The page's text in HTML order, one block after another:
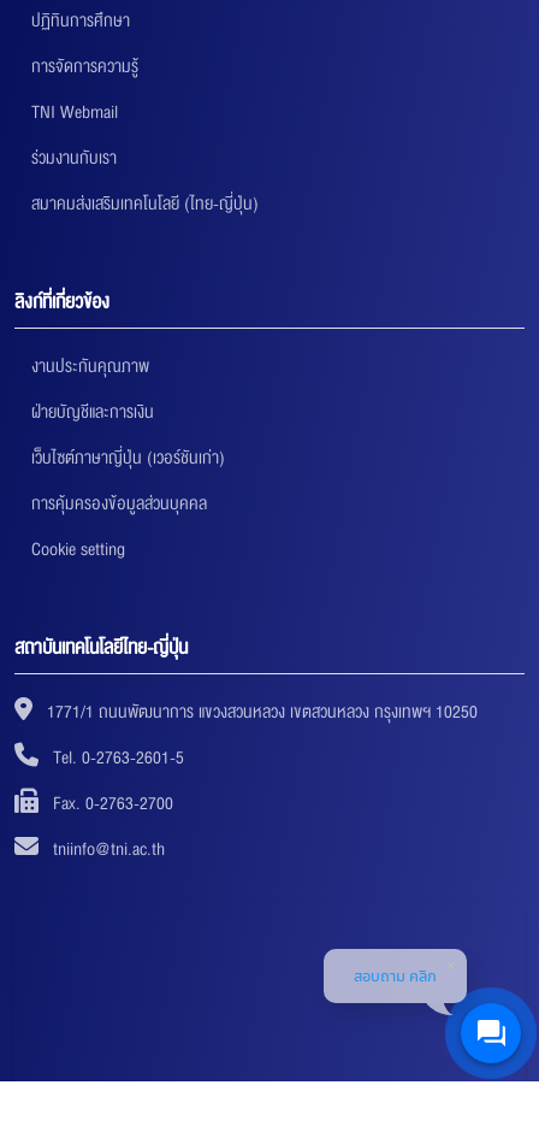
ปฏิทินการศึกษา
การจัดการความรู้
TNI Webmail
ร่วมงานกับเรา
สมาคมส่งเสริมเทคโนโลยี (ไทย-ญี่ปุ่น)
ลิงก์ที่เกี่ยวข้อง
งานประกันคุณภาพ
ฝ่ายบัญชีและการเงิน
เว็บไซต์ภาษาญี่ปุ่น (เวอร์ชันเก่า)
การคุ้มครองข้อมูลส่วนบุคคล
Cookie setting
สถาบันเทคโนโลยีไทย-ญี่ปุ่น
1771/1 ถนนพัฒนาการ แขวงสวนหลวง เขตสวนหลวง กรุงเทพฯ 10250
Tel. 0-2763-2601-5
Fax. 0-2763-2700
tniinfo@tni.ac.th
สอบถาม คลิก